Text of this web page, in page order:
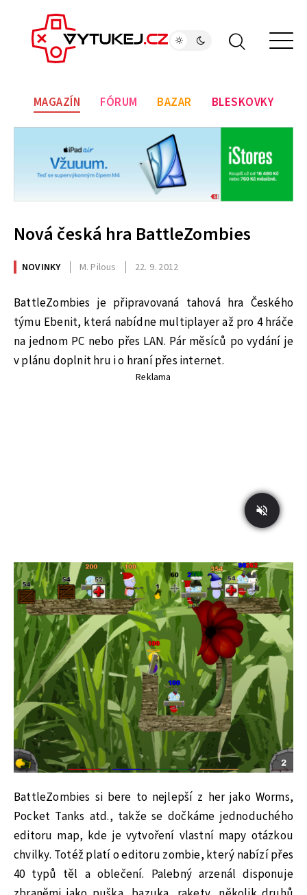
MAGAZÍN FÓRUM BAZAR BLESKOVKY
Nová česká hra BattleZombies
NOVINKY M. Pilous 22. 9. 2012
BattleZombies je připravovaná tahová hra Českého
týmu Ebenit, která nabídne multiplayer až pro 4 hráče
na jednom PC nebo přes LAN. Pár měsíců po vydání je
v plánu doplnit hru i o hraní přes internet.
Reklama
BattleZombies si bere to nejlepší z her jako Worms,
Pocket Tanks atd., takže se dočkáme jednoduchého
editoru map, kde je vytvoření vlastní mapy otázkou
chvilky. Totéž platí o editoru zombie, který nabízí přes
40 typů těl a oblečení. Palebný arzenál disponuje